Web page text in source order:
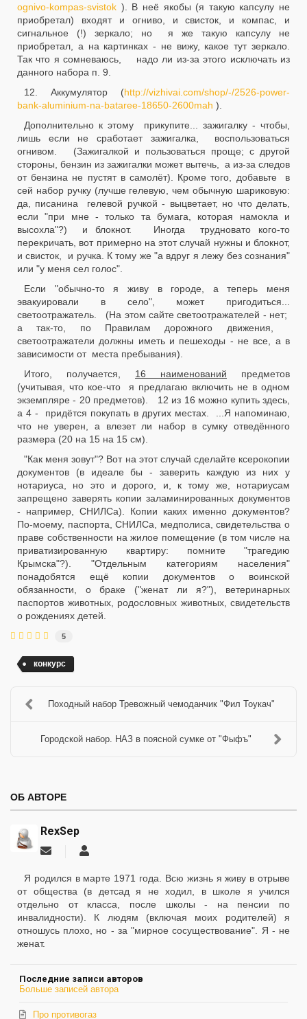
ognivo-kompas-svistok ). В неё якобы (я такую капсулу не
приобретал) входят и огниво, и свисток, и компас, и
сигнальное (!) зеркало; но я же такую капсулу не
приобретал, а на картинках - не вижу, какое тут зеркало.
Так что я сомневаюсь, надо ли из-за этого исключать из
данного набора п. 9.
12. Аккумулятор (http://vizhivai.com/shop/-/2526-power-
bank-aluminium-na-bataree-18650-2600mah ).
Дополнительно к этому прикупите... зажигалку - чтобы,
лишь если не сработает зажигалка, воспользоваться
огнивом. (Зажигалкой и пользоваться проще; с другой
стороны, бензин из зажигалки может вытечь, а из-за следов
от бензина не пустят в самолёт). Кроме того, добавьте в
сей набор ручку (лучше гелевую, чем обычную шариковую:
да, писанина гелевой ручкой - выцветает, но что делать,
если "при мне - только та бумага, которая намокла и
высохла"?) и блокнот. Иногда трудновато кого-то
перекричать, вот примерно на этот случай нужны и блокнот,
и свисток, и ручка. К тому же "а вдруг я лежу без сознания"
или "у меня сел голос".
Если "обычно-то я живу в городе, а теперь меня
эвакуировали в село", может пригодиться...
светоотражатель. (На этом сайте светоотражателей - нет;
а так-то, по Правилам дорожного движения,
светоотражатели должны иметь и пешеходы - не все, а в
зависимости от места пребывания).
Итого, получается, 16 наименований предметов
(учитывая, что кое-что я предлагаю включить не в одном
экземпляре - 20 предметов). 12 из 16 можно купить здесь,
а 4 - придётся покупать в других местах. ...Я напоминаю,
что не уверен, а влезет ли набор в сумку отведённого
размера (20 на 15 на 15 см).
"Как меня зовут"? Вот на этот случай сделайте ксерокопии
документов (в идеале бы - заверить каждую из них у
нотариуса, но это и дорого, и, к тому же, нотариусам
запрещено заверять копии заламинированных документов
- например, СНИЛСа). Копии каких именно документов?
По-моему, паспорта, СНИЛСа, медполиса, свидетельства о
праве собственности на жилое помещение (в том числе на
приватизированную квартиру: помните "трагедию
Крымска"?). "Отдельным категориям населения"
понадобятся ещё копии документов о воинской
обязанности, о браке ("женат ли я?"), ветеринарных
паспортов животных, родословных животных, свидетельств
о рождениях детей.
5
конкурс
Походный набор Тревожный чемоданчик "Фил Тоукач"
Городской набор. НАЗ в поясной сумке от "Фыфъ"
ОБ АВТОРЕ
RexSep
Подписаться
обновление
Я родился в марте 1971 года. Всю жизнь я живу в отрыве
от общества (в детсад я не ходил, в школе я учился
отдельно от класса, после школы - на пенсии по
инвалидности). К людям (включая моих родителей) я
отношусь плохо, но - за "мирное сосуществование". Я - не
женат.
Последние записи авторов
Больше записей автора
Про противогаз